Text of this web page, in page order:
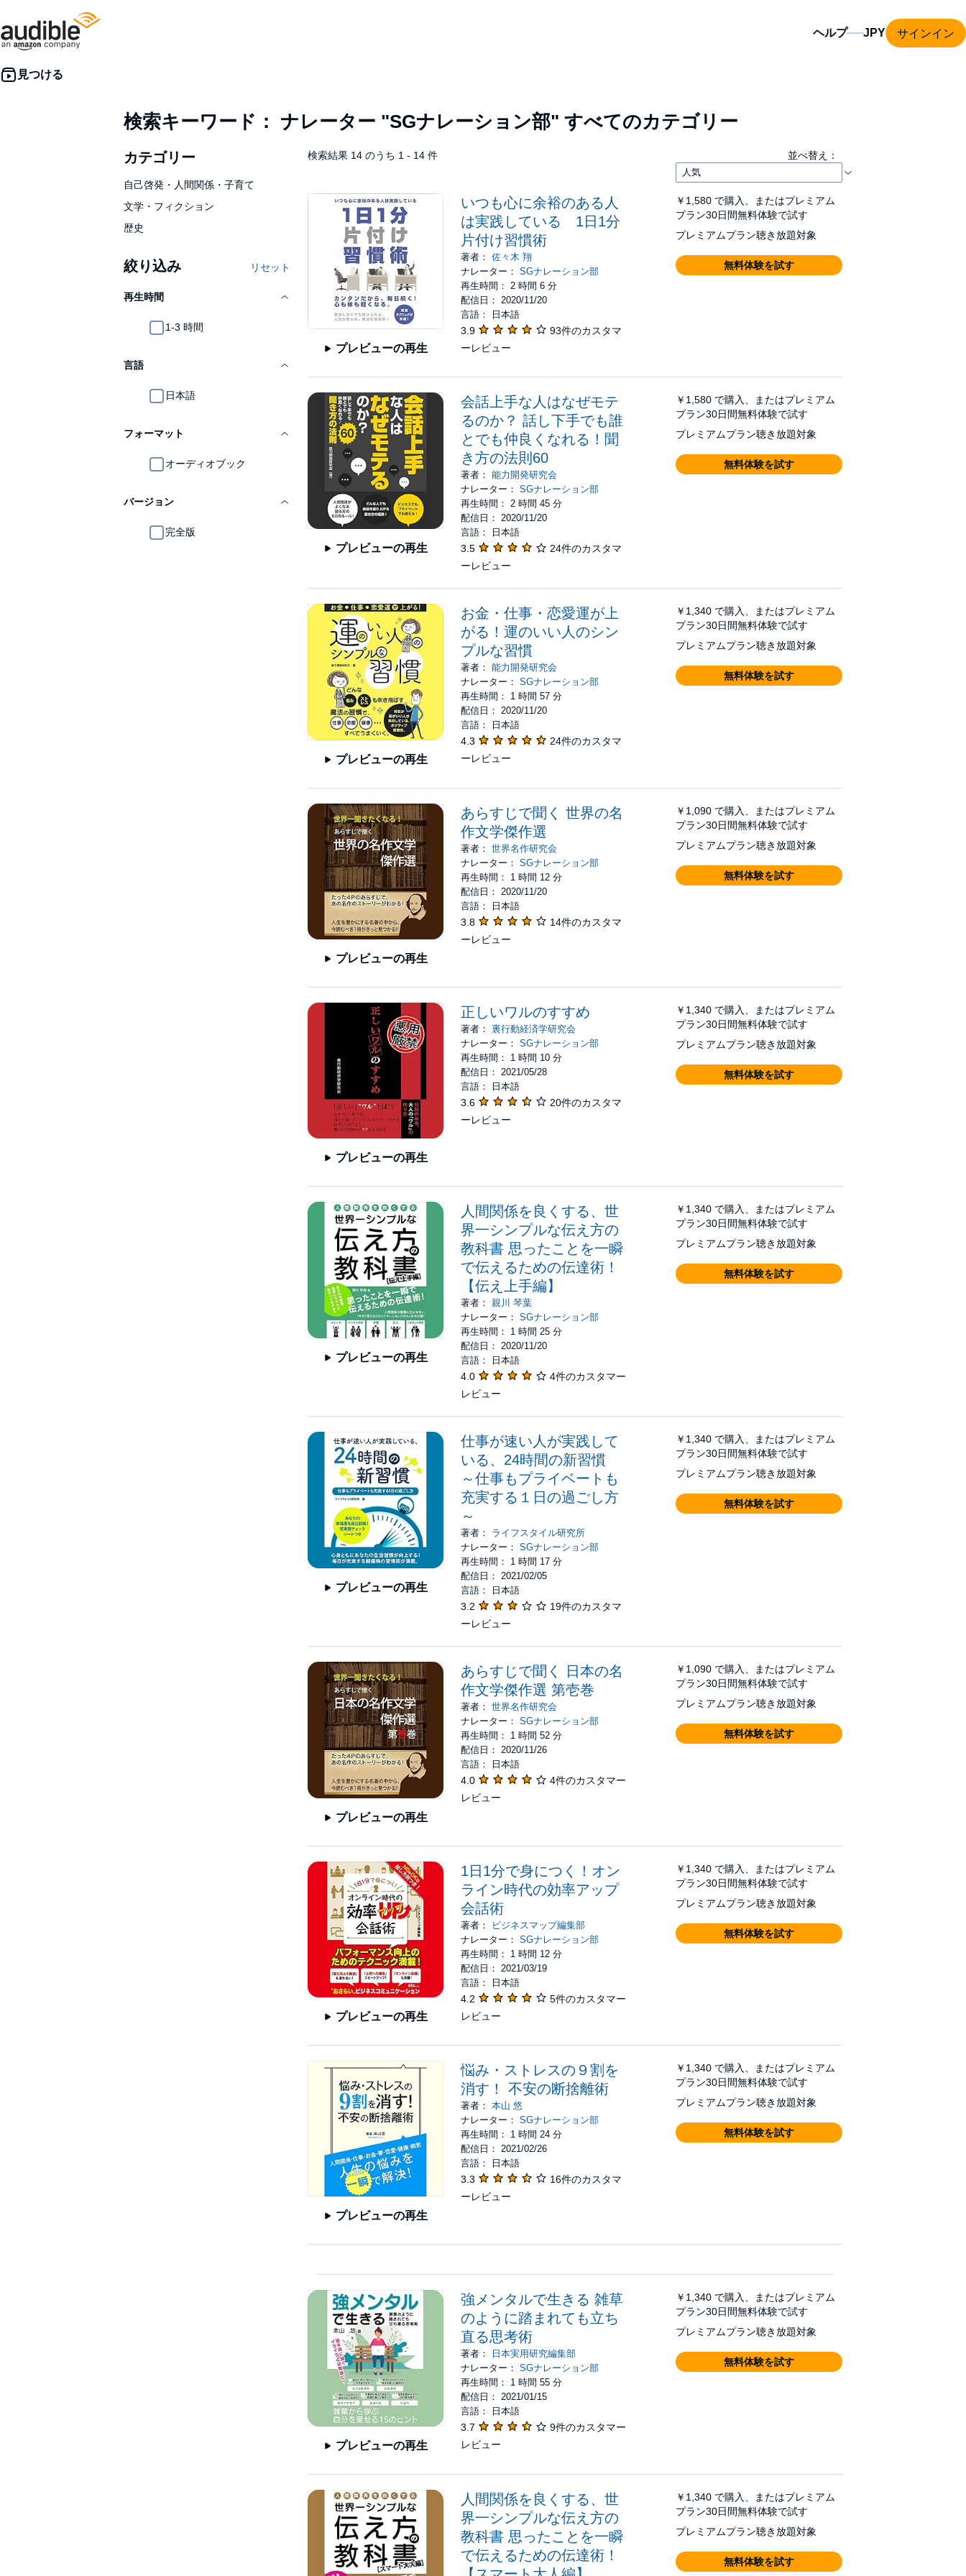
ヘルプ サインイン
検索キーワード： ナレーター "SGナレーション部" すべてのカテゴリー
カテゴリー
自己啓発・人間関係・子育て
文学・フィクション
歴史
絞り込み リセット
再生時間
1-3 時間
言語
日本語
フォーマット
オーディオブック
バージョン
完全版
検索結果 14 のうち 1 - 14 件 並べ替え：
プレビューの再生
いつも心に余裕のある人
は実践している 1日1分
片付け習慣術
著者：佐々木 翔
ナレーター：SGナレーション部
再生時間： 2 時間 6 分
配信日： 2020/11/20
言語： 日本語
3.9
93件のカスタマ
ーレビュー
￥1,580 で購入、またはプレミアム
プラン30日間無料体験で試す
プレミアムプラン聴き放題対象
無料体験を試す
プレビューの再生
会話上手な人はなぜモテ
るのか？ 話し下手でも誰
とでも仲良くなれる！聞
き方の法則60
著者：能力開発研究会
ナレーター：SGナレーション部
再生時間： 2 時間 45 分
配信日： 2020/11/20
言語： 日本語
3.5
24件のカスタマ
ーレビュー
￥1,580 で購入、またはプレミアム
プラン30日間無料体験で試す
プレミアムプラン聴き放題対象
無料体験を試す
プレビューの再生
お金・仕事・恋愛運が上
がる！運のいい人のシン
プルな習慣
著者：能力開発研究会
ナレーター：SGナレーション部
再生時間： 1 時間 57 分
配信日： 2020/11/20
言語： 日本語
4.3
24件のカスタマ
ーレビュー
￥1,340 で購入、またはプレミアム
プラン30日間無料体験で試す
プレミアムプラン聴き放題対象
無料体験を試す
プレビューの再生
あらすじで聞く 世界の名
作文学傑作選
著者：世界名作研究会
ナレーター：SGナレーション部
再生時間： 1 時間 12 分
配信日： 2020/11/20
言語： 日本語
3.8
14件のカスタマ
ーレビュー
￥1,090 で購入、またはプレミアム
プラン30日間無料体験で試す
プレミアムプラン聴き放題対象
無料体験を試す
プレビューの再生
正しいワルのすすめ
著者：裏行動経済学研究会
ナレーター：SGナレーション部
再生時間： 1 時間 10 分
配信日： 2021/05/28
言語： 日本語
3.6
20件のカスタマ
ーレビュー
￥1,340 で購入、またはプレミアム
プラン30日間無料体験で試す
プレミアムプラン聴き放題対象
無料体験を試す
プレビューの再生
人間関係を良くする、世
界一シンプルな伝え方の
教科書 思ったことを一瞬
で伝えるための伝達術！
【伝え上手編】
著者：親川 琴葉
ナレーター：SGナレーション部
再生時間： 1 時間 25 分
配信日： 2020/11/20
言語： 日本語
4.0
4件のカスタマー
レビュー
￥1,340 で購入、またはプレミアム
プラン30日間無料体験で試す
プレミアムプラン聴き放題対象
無料体験を試す
プレビューの再生
仕事が速い人が実践して
いる、24時間の新習慣
～仕事もプライベートも
充実する１日の過ごし方
～
著者： ライフスタイル研究所
ナレーター：SGナレーション部
再生時間： 1 時間 17 分
配信日： 2021/02/05
言語： 日本語
3.2
19件のカスタマ
ーレビュー
￥1,340 で購入、またはプレミアム
プラン30日間無料体験で試す
プレミアムプラン聴き放題対象
無料体験を試す
プレビューの再生
あらすじで聞く 日本の名
作文学傑作選 第壱巻
著者：世界名作研究会
ナレーター：SGナレーション部
再生時間： 1 時間 52 分
配信日： 2020/11/26
言語： 日本語
4.0
4件のカスタマー
レビュー
￥1,090 で購入、またはプレミアム
プラン30日間無料体験で試す
プレミアムプラン聴き放題対象
無料体験を試す
プレビューの再生
1日1分で身につく！オン
ライン時代の効率アップ
会話術
著者：
ビジネスマップ編集部
ナレーター：SGナレーション部
再生時間： 1 時間 12 分
配信日： 2021/03/19
言語： 日本語
4.2
5件のカスタマー
レビュー
￥1,340 で購入、またはプレミアム
プラン30日間無料体験で試す
プレミアムプラン聴き放題対象
無料体験を試す
プレビューの再生
悩み・ストレスの９割を
消す！ 不安の断捨離術
著者：本山 悠
ナレーター：SGナレーション部
再生時間： 1 時間 24 分
配信日： 2021/02/26
言語： 日本語
3.3
16件のカスタマ
ーレビュー
￥1,340 で購入、またはプレミアム
プラン30日間無料体験で試す
プレミアムプラン聴き放題対象
無料体験を試す
プレビューの再生
強メンタルで生きる 雑草
のように踏まれても立ち
直る思考術
著者：
日本実用研究編集部
ナレーター：SGナレーション部
再生時間： 1 時間 55 分
配信日： 2021/01/15
言語： 日本語
3.7
9件のカスタマー
レビュー
￥1,340 で購入、またはプレミアム
プラン30日間無料体験で試す
プレミアムプラン聴き放題対象
無料体験を試す
人間関係を良くする、世
界一シンプルな伝え方の
教科書 思ったことを一瞬
で伝えるための伝達術！
￥1,340 で購入、またはプレミアム
プラン30日間無料体験で試す
プレミアムプラン聴き放題対象
無料体験を試す